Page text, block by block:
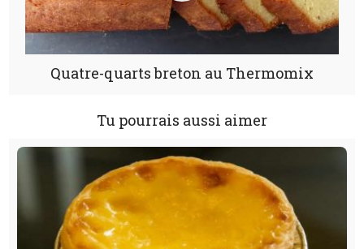
Quatre-quarts breton au Thermomix
Tu pourrais aussi aimer